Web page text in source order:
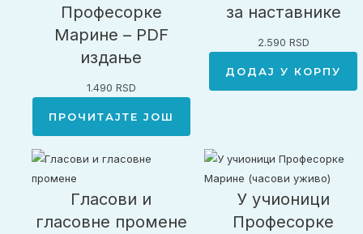
Професорке
Марине – PDF
издање
1.490 RSD
ПРОЧИТАЈТЕ ЈОШ
за наставнике
2.590 RSD
ДОДАЈ У КОРПУ
Гласови и
гласовне промене
У учионици
Професорке